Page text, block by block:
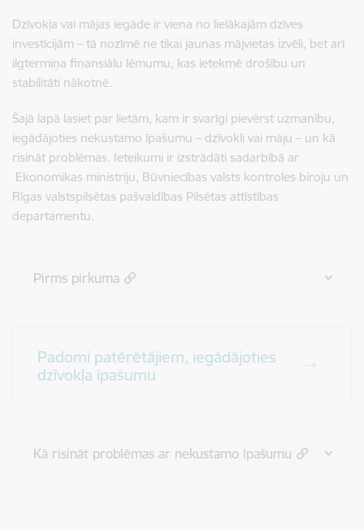
Dzīvokļa vai mājas iegāde ir viena no lielākajām dzīves
investīcijām – tā nozīmē ne tikai jaunas mājvietas izvēli, bet arī
ilgtermiņa finansiālu lēmumu, kas ietekmē drošību un
stabilitāti nākotnē.
Šajā lapā lasiet par lietām, kam ir svarīgi pievērst uzmanību,
iegādājoties nekustamo īpašumu – dzīvokli vai māju – un kā
risināt problēmas. Ieteikumi ir izstrādāti sadarbībā ar
Ekonomikas ministriju, Būvniecības valsts kontroles biroju un
Rīgas valstspilsētas pašvaldības Pilsētas attīstības
departamentu.
Pirms pirkuma
Padomi patērētājiem, iegādājoties
dzīvokļa īpašumu
Kā risināt problēmas ar nekustamo īpašumu